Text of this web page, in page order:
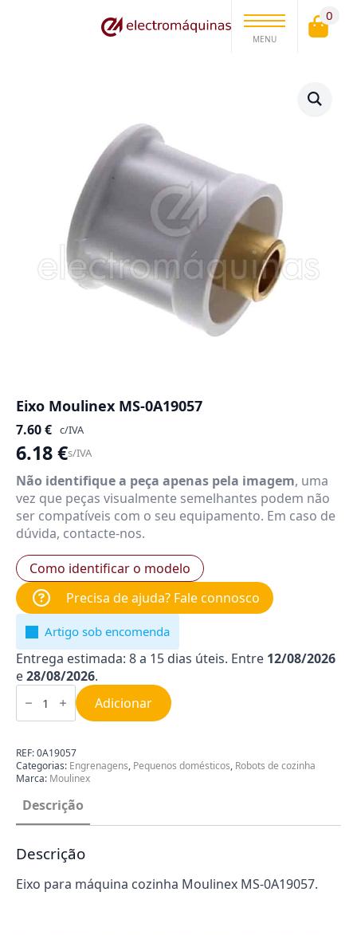
MENU
0
Eixo Moulinex MS-0A19057
7.60€ c/IVA
6.18€s/IVA
Não identifique a peça apenas pela imagem, uma
vez que peças visualmente semelhantes podem não
ser compatíveis com o seu equipamento. Em caso de
dúvida, contacte-nos.
Como identificar o modelo
Precisa de ajuda? Fale connosco
Artigo sob encomenda
Entrega estimada: 8 a 15 dias úteis. Entre 12/08/2026
e28/08/2026.
Quantidade
de
Moulinex
0A19057
Adicionar
REF:0A19057
Categorias: Engrenagens, Pequenos domésticos, Robots de cozinha
Marca: Moulinex
Descrição
Descrição
Eixo para máquina cozinha Moulinex MS-0A19057.